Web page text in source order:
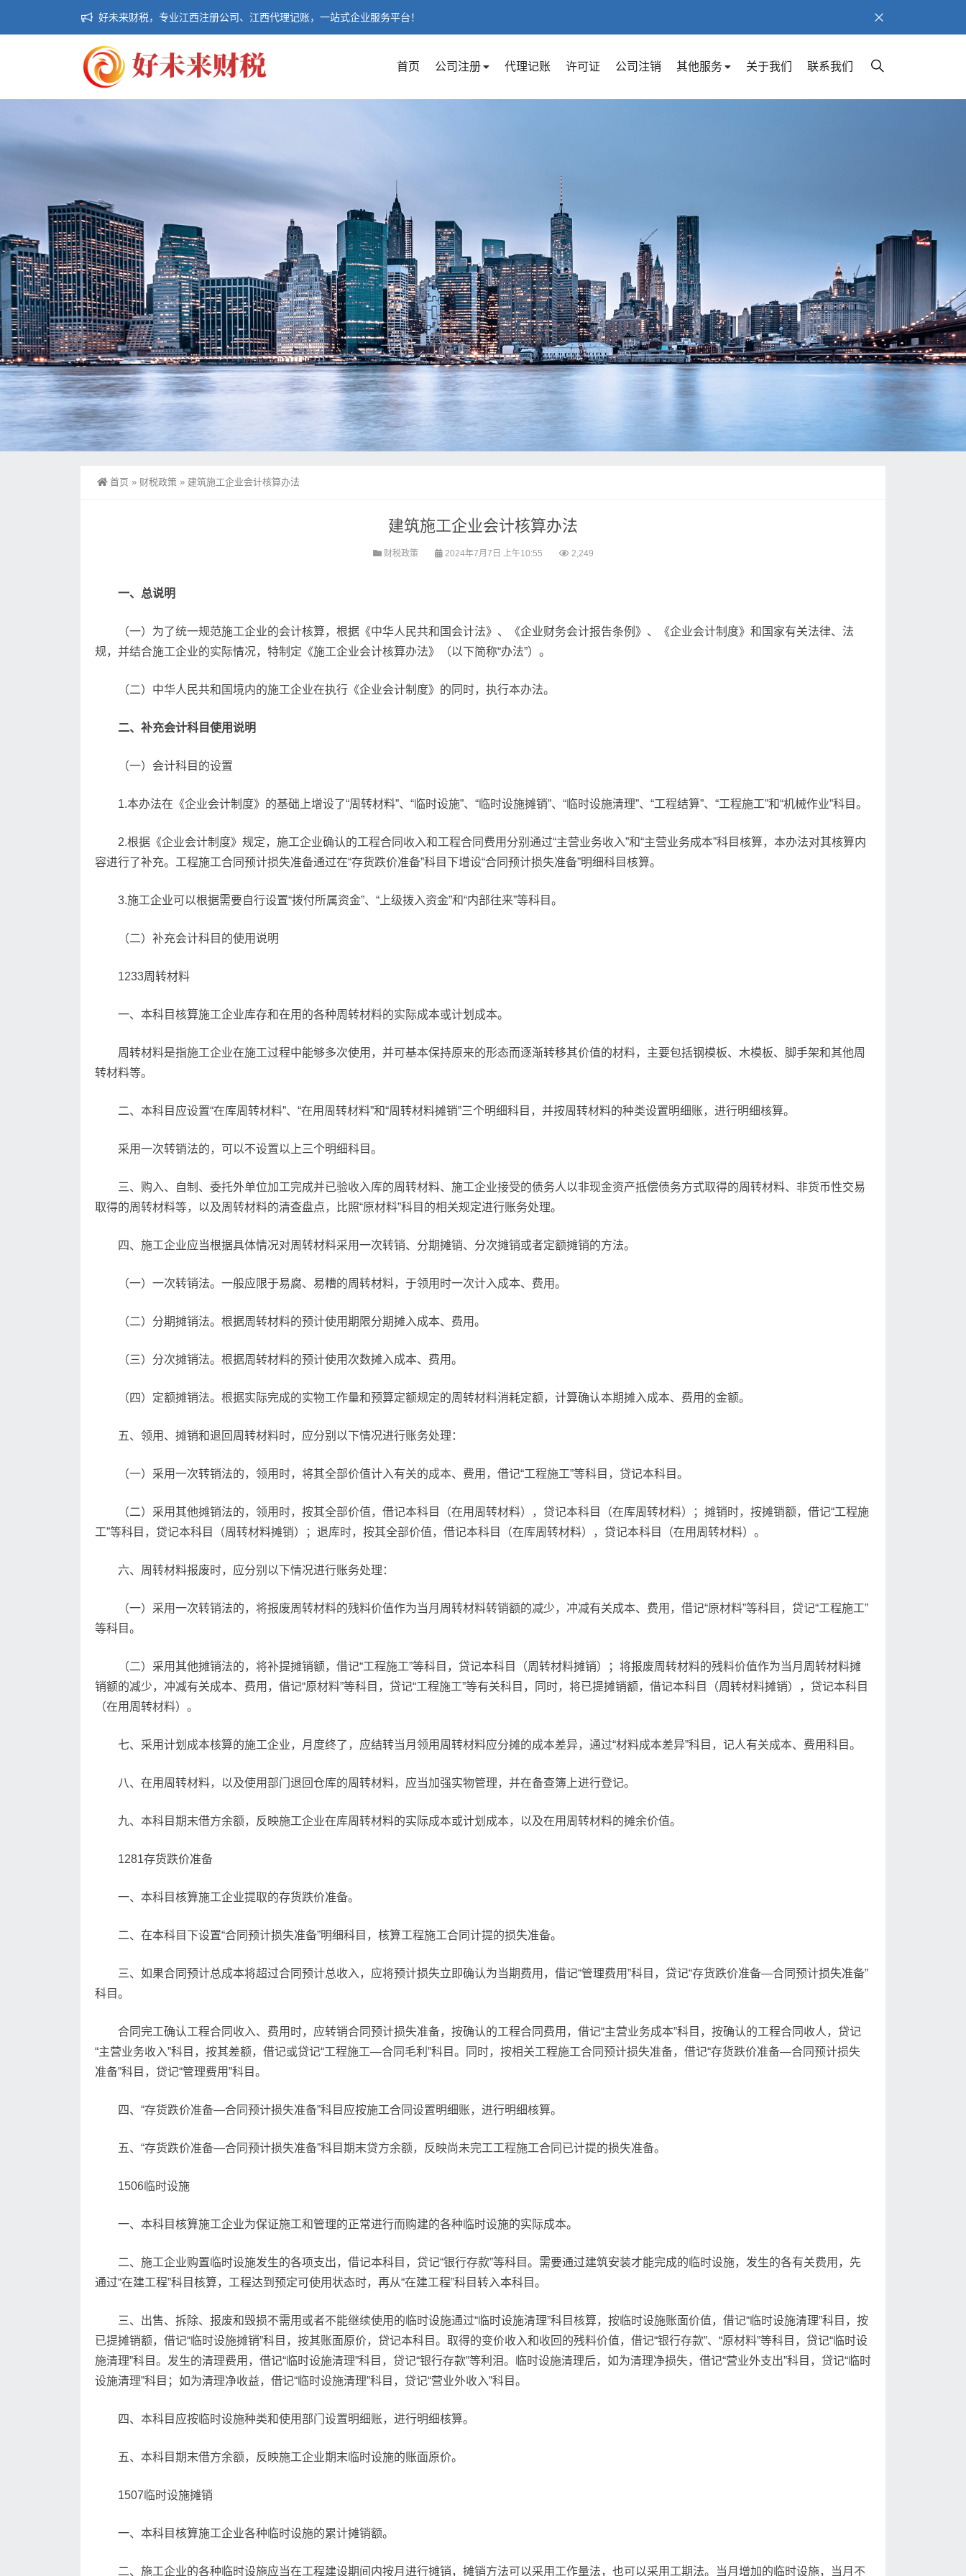
好未来财税，专业江西注册公司、江西代理记账，一站式企业服务平台！
首页 公司注册 代理记账 许可证 公司注销 其他服务 关于我们 联系我们
首页 » 财税政策 » 建筑施工企业会计核算办法
建筑施工企业会计核算办法
财税政策 2024年7月7日 上午10:55 2,249
一、总说明
（一）为了统一规范施工企业的会计核算，根据《中华人民共和国会计法》、《企业财务会计报告条例》、《企业会计制度》和国家有关法律、法
规，并结合施工企业的实际情况，特制定《施工企业会计核算办法》（以下简称“办法”）。
（二）中华人民共和国境内的施工企业在执行《企业会计制度》的同时，执行本办法。
二、补充会计科目使用说明
（一）会计科目的设置
1.本办法在《企业会计制度》的基础上增设了“周转材料”、“临时设施”、“临时设施摊销”、“临时设施清理”、“工程结算”、“工程施工”和“机械作业”科目。
2.根据《企业会计制度》规定，施工企业确认的工程合同收入和工程合同费用分别通过“主营业务收入”和“主营业务成本”科目核算，本办法对其核算内
容进行了补充。工程施工合同预计损失准备通过在“存货跌价准备”科目下增设“合同预计损失准备”明细科目核算。
3.施工企业可以根据需要自行设置“拨付所属资金”、“上级拨入资金”和“内部往来”等科目。
（二）补充会计科目的使用说明
1233周转材料
一、本科目核算施工企业库存和在用的各种周转材料的实际成本或计划成本。
周转材料是指施工企业在施工过程中能够多次使用，并可基本保持原来的形态而逐渐转移其价值的材料，主要包括钢模板、木模板、脚手架和其他周
转材料等。
二、本科目应设置“在库周转材料”、“在用周转材料”和“周转材料摊销”三个明细科目，并按周转材料的种类设置明细账，进行明细核算。
采用一次转销法的，可以不设置以上三个明细科目。
三、购入、自制、委托外单位加工完成并已验收入库的周转材料、施工企业接受的债务人以非现金资产抵偿债务方式取得的周转材料、非货币性交易
取得的周转材料等，以及周转材料的清查盘点，比照“原材料”科目的相关规定进行账务处理。
四、施工企业应当根据具体情况对周转材料采用一次转销、分期摊销、分次摊销或者定额摊销的方法。
（一）一次转销法。一般应限于易腐、易糟的周转材料，于领用时一次计入成本、费用。
（二）分期摊销法。根据周转材料的预计使用期限分期摊入成本、费用。
（三）分次摊销法。根据周转材料的预计使用次数摊入成本、费用。
（四）定额摊销法。根据实际完成的实物工作量和预算定额规定的周转材料消耗定额，计算确认本期摊入成本、费用的金额。
五、领用、摊销和退回周转材料时，应分别以下情况进行账务处理：
（一）采用一次转销法的，领用时，将其全部价值计入有关的成本、费用，借记“工程施工”等科目，贷记本科目。
（二）采用其他摊销法的，领用时，按其全部价值，借记本科目（在用周转材料），贷记本科目（在库周转材料）；摊销时，按摊销额，借记“工程施
工”等科目，贷记本科目（周转材料摊销）；退库时，按其全部价值，借记本科目（在库周转材料），贷记本科目（在用周转材料）。
六、周转材料报废时，应分别以下情况进行账务处理：
（一）采用一次转销法的，将报废周转材料的残料价值作为当月周转材料转销额的减少，冲减有关成本、费用，借记“原材料”等科目，贷记“工程施工”
等科目。
（二）采用其他摊销法的，将补提摊销额，借记“工程施工”等科目，贷记本科目（周转材料摊销）；将报废周转材料的残料价值作为当月周转材料摊
销额的减少，冲减有关成本、费用，借记“原材料”等科目，贷记“工程施工”等有关科目，同时，将已提摊销额，借记本科目（周转材料摊销），贷记本科目
（在用周转材料）。
七、采用计划成本核算的施工企业，月度终了，应结转当月领用周转材料应分摊的成本差异，通过“材料成本差异”科目，记人有关成本、费用科目。
八、在用周转材料，以及使用部门退回仓库的周转材料，应当加强实物管理，并在备查簿上进行登记。
九、本科目期末借方余额，反映施工企业在库周转材料的实际成本或计划成本，以及在用周转材料的摊余价值。
1281存货跌价准备
一、本科目核算施工企业提取的存货跌价准备。
二、在本科目下设置“合同预计损失准备”明细科目，核算工程施工合同计提的损失准备。
三、如果合同预计总成本将超过合同预计总收入，应将预计损失立即确认为当期费用，借记“管理费用”科目，贷记“存货跌价准备—合同预计损失准备”
科目。
合同完工确认工程合同收入、费用时，应转销合同预计损失准备，按确认的工程合同费用，借记“主营业务成本”科目，按确认的工程合同收人，贷记
“主营业务收入”科目，按其差额，借记或贷记“工程施工—合同毛利”科目。同时，按相关工程施工合同预计损失准备，借记“存货跌价准备—合同预计损失
准备”科目，贷记“管理费用”科目。
四、“存货跌价准备—合同预计损失准备”科目应按施工合同设置明细账，进行明细核算。
五、“存货跌价准备—合同预计损失准备”科目期末贷方余额，反映尚未完工工程施工合同已计提的损失准备。
1506临时设施
一、本科目核算施工企业为保证施工和管理的正常进行而购建的各种临时设施的实际成本。
二、施工企业购置临时设施发生的各项支出，借记本科目，贷记“银行存款”等科目。需要通过建筑安装才能完成的临时设施，发生的各有关费用，先
通过“在建工程”科目核算，工程达到预定可使用状态时，再从“在建工程”科目转入本科目。
三、出售、拆除、报废和毁损不需用或者不能继续使用的临时设施通过“临时设施清理”科目核算，按临时设施账面价值，借记“临时设施清理”科目，按
已提摊销额，借记“临时设施摊销”科目，按其账面原价，贷记本科目。取得的变价收入和收回的残料价值，借记“银行存款”、“原材料”等科目，贷记“临时设
施清理”科目。发生的清理费用，借记“临时设施清理”科目，贷记“银行存款”等利泪。临时设施清理后，如为清理净损失，借记“营业外支出”科目，贷记“临时
设施清理”科目；如为清理净收益，借记“临时设施清理”科目，贷记“营业外收入”科目。
四、本科目应按临时设施种类和使用部门设置明细账，进行明细核算。
五、本科目期末借方余额，反映施工企业期末临时设施的账面原价。
1507临时设施摊销
一、本科目核算施工企业各种临时设施的累计摊销额。
二、施工企业的各种临时设施应当在工程建设期间内按月进行摊销，摊销方法可以采用工作量法，也可以采用工期法。当月增加的临时设施，当月不